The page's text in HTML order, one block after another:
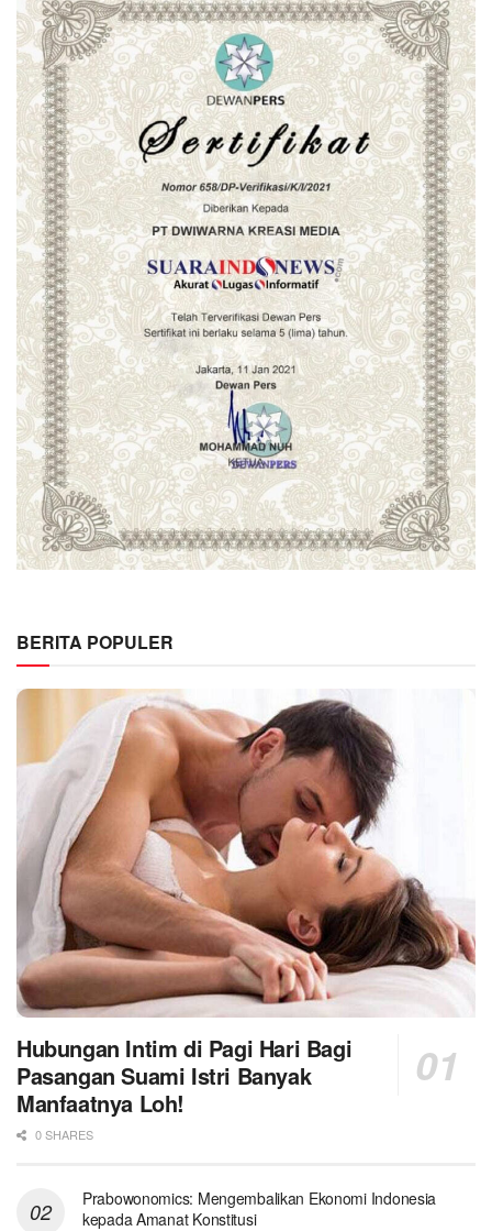
BERITA POPULER
Hubungan Intim di Pagi Hari Bagi
Pasangan Suami Istri Banyak
Manfaatnya Loh!
0 SHARES
Prabowonomics: Mengembalikan Ekonomi Indonesia
kepada Amanat Konstitusi